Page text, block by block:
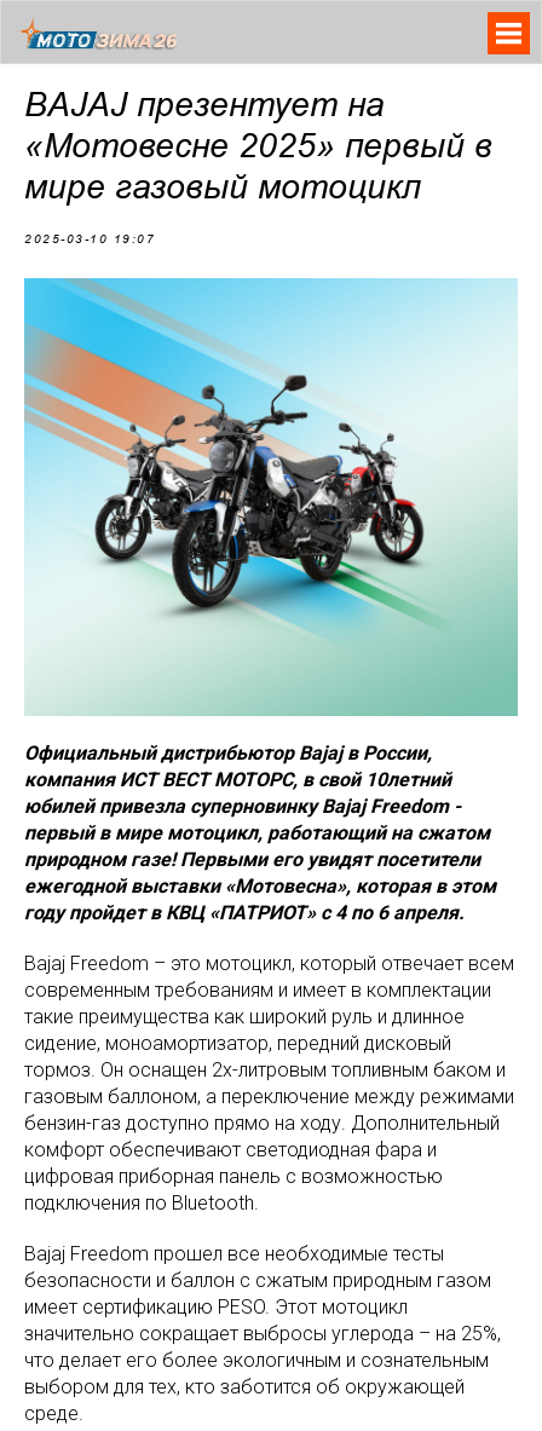
BAJAJ презентует на
«Мотовесне 2025» первый в
мире газовый мотоцикл
2025-03-10 19:07
Официальный дистрибьютор Bajaj в России,
компания ИСТ ВЕСТ МОТОРС, в свой 10летний
юбилей привезла суперновинку Bajaj Freedom -
первый в мире мотоцикл, работающий на сжатом
природном газе! Первыми его увидят посетители
ежегодной выставки «Мотовесна», которая в этом
году пройдет в КВЦ «ПАТРИОТ» с 4 по 6 апреля.
Bajaj Freedom – это мотоцикл, который отвечает всем
современным требованиям и имеет в комплектации
такие преимущества как широкий руль и длинное
сидение, моноамортизатор, передний дисковый
тормоз. Он оснащен 2х-литровым топливным баком и
газовым баллоном, а переключение между режимами
бензин-газ доступно прямо на ходу. Дополнительный
комфорт обеспечивают светодиодная фара и
цифровая приборная панель с возможностью
подключения по Bluetooth.
Bajaj Freedom прошел все необходимые тесты
безопасности и баллон с сжатым природным газом
имеет сертификацию PESO. Этот мотоцикл
значительно сокращает выбросы углерода – на 25%,
что делает его более экологичным и сознательным
выбором для тех, кто заботится об окружающей
среде.